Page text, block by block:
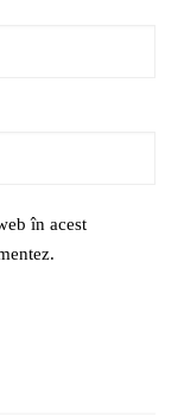
în acest